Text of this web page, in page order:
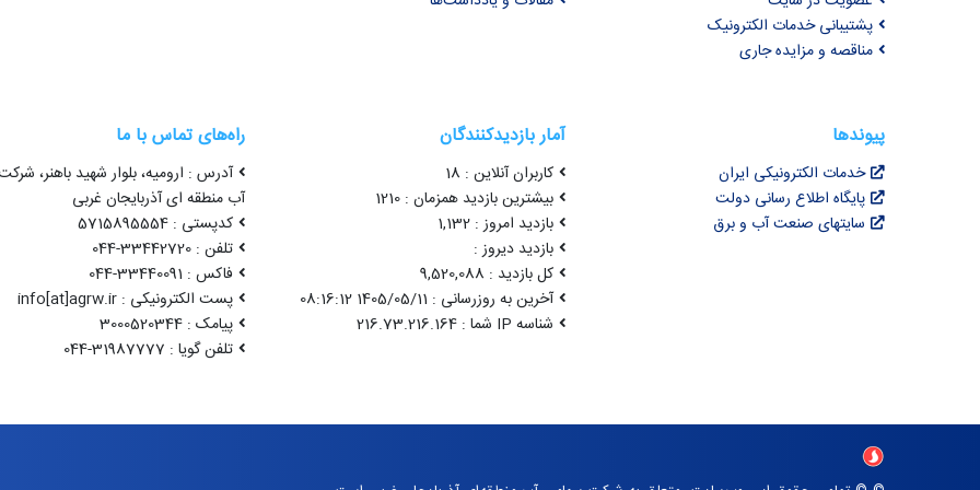
پشتیبانی خدمات الکترونیک
مناقصه و مزایده جاری
پیوندها
خدمات الکترونیکی ایران
پایگاه اطلاع رسانی دولت
سایتهای صنعت آب و برق
آمار بازدیدکنندگان
کاربران آنلاین : 18
بیشترین بازدید همزمان : 1210
بازدید امروز : 1,132
بازدید دیروز :
کل بازدید : 9,520,088
آخرین به روزرسانی : 1405/05/11 08:16:12
شناسه IP شما : 216.73.216.164
راه‌های تماس با ما
آدرس : ارومیه، بلوار شهید باهنر،
آب منطقه ای آذربایجان غربی
کدپستی : 5715895554
تلفن : 33442720-044
فاکس : 33440091-044
پست الکترونیکی : info[at]agrw.ir
پیامک : 3000520344
تلفن گویا : 31987777-044